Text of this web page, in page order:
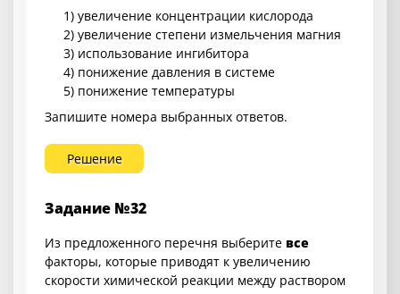
1) увеличение концентрации кислорода
2) увеличение степени измельчения магния
3) использование ингибитора
4) понижение давления в системе
5) понижение температуры
Запишите номера выбранных ответов.
Решение
Задание №32
Из предложенного перечня выберите все
факторы, которые приводят к увеличению
скорости химической реакции между раствором